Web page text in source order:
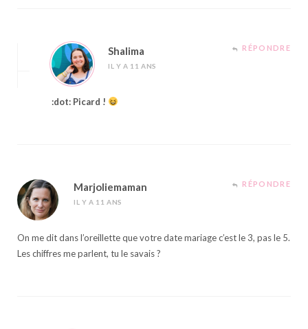
Shalima
IL Y A 11 ANS
RÉPONDRE
:dot: Picard !
Marjoliemaman
IL Y A 11 ANS
RÉPONDRE
On me dit dans l’oreillette que votre date mariage c’est le 3, pas le 5.
Les chiffres me parlent, tu le savais ?